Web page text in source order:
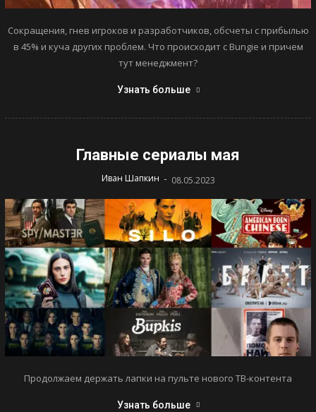
Сокращения, гнев игроков и разработчиков, обсчеты с прибылью
в 45% и куча других проблем. Что происходит с Bungie и причем
тут менеджмент?
Узнать больше
Главные сериалы мая
Иван Шапкин - 08.05.2023
Продолжаем держать лапки на пульте нового ТВ-контента
Узнать больше